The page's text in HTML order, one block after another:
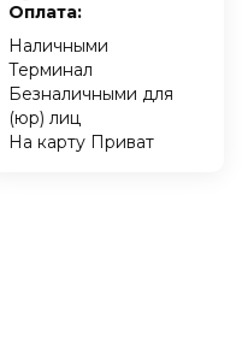
Оплата:
Наличными
Терминал
Безналичными для
(юр) лиц
На карту Приват